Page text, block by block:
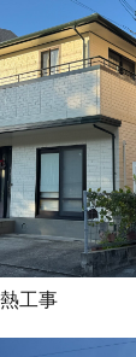
工事